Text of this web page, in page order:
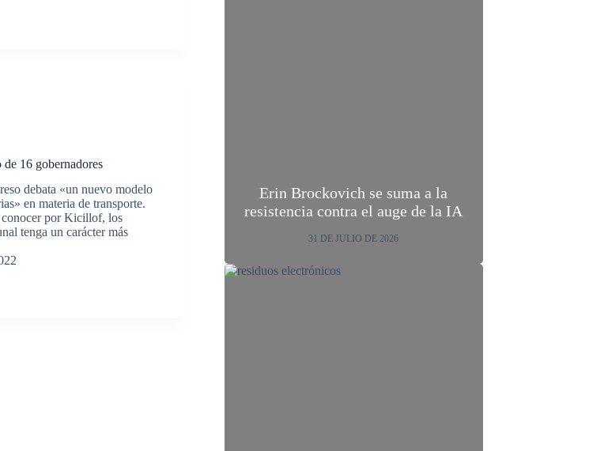
16 gobernadores
debata «un nuevo modelo
en materia de transporte.
conocer por Kicillof, los
tenga un carácter más
Erin Brockovich se suma a la
resistencia contra el auge de la IA
31 DE JULIO DE 2026